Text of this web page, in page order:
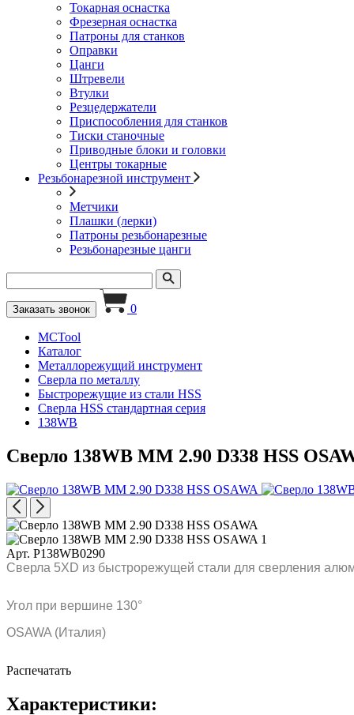
Токарная оснастка
Фрезерная оснастка
Патроны для станков
Оправки
Цанги
Штревели
Втулки
Резцедержатели
Приспособления для станков
Тиски станочные
Приводные блоки и головки
Центры токарные
Резьбонарезной инструмент
Метчики
Плашки (лерки)
Патроны резьбонарезные
Резьбонарезные цанги
Заказать звонок 0
MCTool
Каталог
Металлорежущий инструмент
Сверла по металлу
Быстрорежущие из стали HSS
Сверла HSS стандартная серия
138WB
Сверло 138WB MM 2.90 D338 HSS
Арт. P138WB0290
Сверла 5XD из быстрорежущей стали для сверления
Угол при вершине 130°
OSAWA (Италия)
Распечатать
Характеристики: